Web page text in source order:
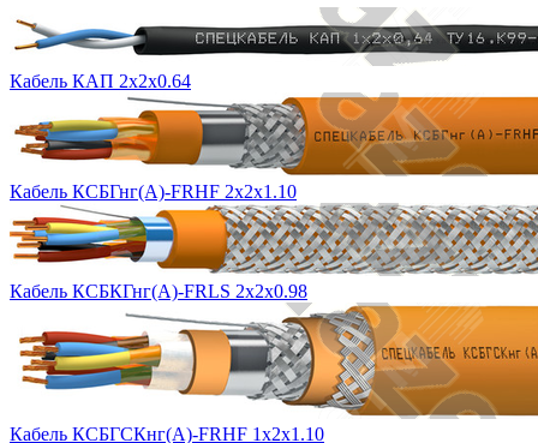
Кабель КАП 2х2х0.64
Кабель КСБГнг(А)-FRHF 2х2х1.10
Кабель КСБКГнг(А)-FRLS 2х2х0.98
Кабель КСБГСКнг(А)-FRHF 1х2х1.10